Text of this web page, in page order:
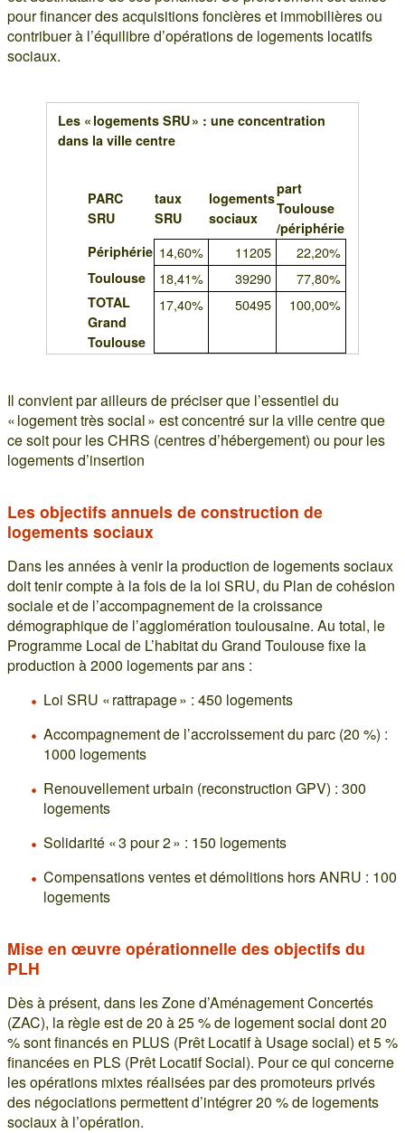
pour financer des acquisitions foncières et immobilières ou
contribuer à l’équilibre d’opérations de logements locatifs
sociaux.
Les « logements SRU » : une concentration
dans la ville centre
PARC
SRU
taux
SRU
logements
sociaux
part
Toulouse
/périphérie
Périphérie 14,60% 11205 22,20%
Toulouse 18,41% 39290 77,80%
TOTAL
Grand
Toulouse
17,40% 50495 100,00%
Il convient par ailleurs de préciser que l’essentiel du
« logement très social » est concentré sur la ville centre que
ce soit pour les CHRS (centres d’hébergement) ou pour les
logements d’insertion
Les objectifs annuels de construction de
logements sociaux
Dans les années à venir la production de logements sociaux
doit tenir compte à la fois de la loi SRU, du Plan de cohésion
sociale et de l’accompagnement de la croissance
démographique de l’agglomération toulousaine. Au total, le
Programme Local de L’habitat du Grand Toulouse fixe la
production à 2000 logements par ans :
Loi SRU « rattrapage » : 450 logements
Accompagnement de l’accroissement du parc (20 %) :
1000 logements
Renouvellement urbain (reconstruction GPV) : 300
logements
Solidarité « 3 pour 2 » : 150 logements
Compensations ventes et démolitions hors ANRU : 100
logements
Mise en œuvre opérationnelle des objectifs du
PLH
Dès à présent, dans les Zone d’Aménagement Concertés
(ZAC), la règle est de 20 à 25 % de logement social dont 20
% sont financés en PLUS (Prêt Locatif à Usage social) et 5 %
financées en PLS (Prêt Locatif Social). Pour ce qui concerne
les opérations mixtes réalisées par des promoteurs privés
des négociations permettent d’intégrer 20 % de logements
sociaux à l’opération.